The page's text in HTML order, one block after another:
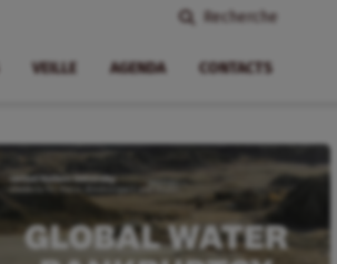
Recherche
VEILLE AGENDA CONTACTS